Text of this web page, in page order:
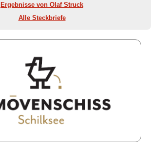
Ergebnisse von Olaf Struck
Alle Steckbriefe